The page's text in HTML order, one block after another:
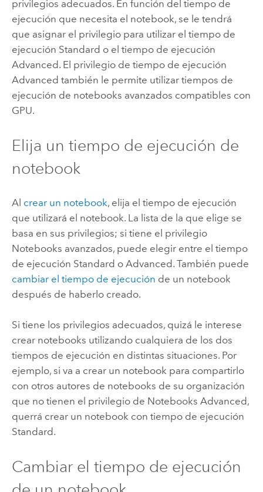
privilegios adecuados. En función del tiempo de
ejecución que necesita el notebook, se le tendrá
que asignar el privilegio para utilizar el tiempo de
ejecución Standard o el tiempo de ejecución
Advanced. El privilegio de tiempo de ejecución
Advanced también le permite utilizar tiempos de
ejecución de notebooks avanzados compatibles con
GPU.
Elija un tiempo de ejecución de
notebook
Al crear un notebook, elija el tiempo de ejecución
que utilizará el notebook. La lista de la que elige se
basa en sus privilegios; si tiene el privilegio
Notebooks avanzados, puede elegir entre el tiempo
de ejecución Standard o Advanced. También puede
cambiar el tiempo de ejecución de un notebook
después de haberlo creado.
Si tiene los privilegios adecuados, quizá le interese
crear notebooks utilizando cualquiera de los dos
tiempos de ejecución en distintas situaciones. Por
ejemplo, si va a crear un notebook para compartirlo
con otros autores de notebooks de su organización
que no tienen el privilegio de Notebooks Advanced,
querrá crear un notebook con tiempo de ejecución
Standard.
Cambiar el tiempo de ejecución